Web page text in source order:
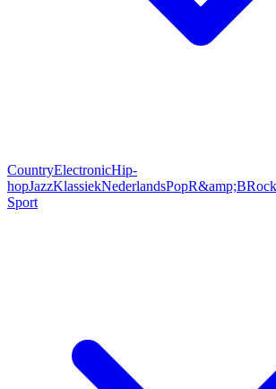
CountryElectronicHip-
hopJazzKlassiekNederlandsPopR&amp;BRock
Sport